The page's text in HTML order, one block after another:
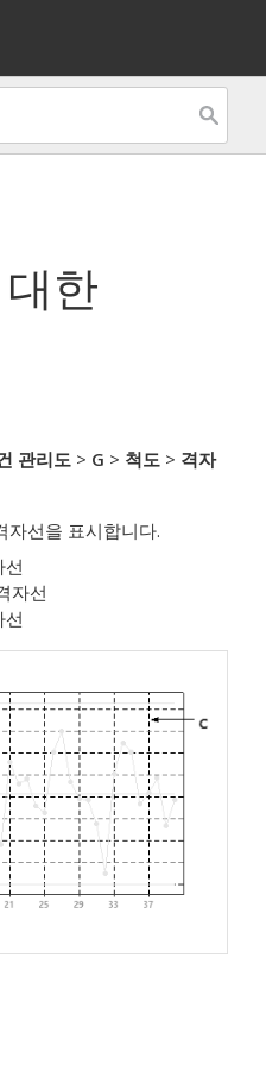
한
관리도 > G > 척도 > 격자
자선을 표시합니다.
선
자선
선